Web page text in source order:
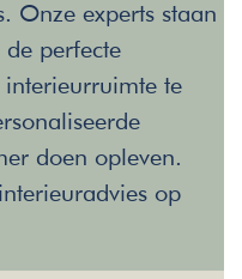
Onze experts staan
perfecte
te
doen opleven.
op